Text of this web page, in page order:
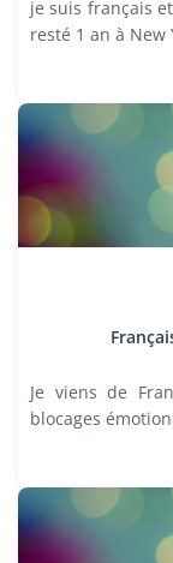
je suis français
resté 1 an à New
Je viens de
blocages